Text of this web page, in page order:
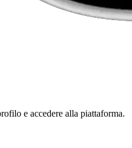
e accedere alla piattaforma.